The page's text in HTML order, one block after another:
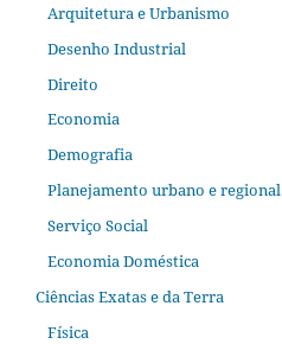
Arquitetura e Urbanismo
Desenho Industrial
Direito
Economia
Demografia
Planejamento urbano e regional
Serviço Social
Economia Doméstica
Ciências Exatas e da Terra
Física